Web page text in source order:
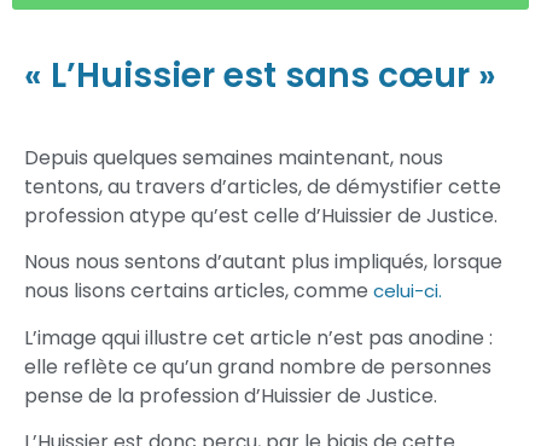
« L’Huissier est sans cœur »
Depuis quelques semaines maintenant, nous
tentons, au travers d’articles, de démystifier cette
profession atype qu’est celle d’Huissier de Justice.
Nous nous sentons d’autant plus impliqués, lorsque
nous lisons certains articles, comme celui-ci.
L’image qqui illustre cet article n’est pas anodine :
elle reflète ce qu’un grand nombre de personnes
pense de la profession d’Huissier de Justice.